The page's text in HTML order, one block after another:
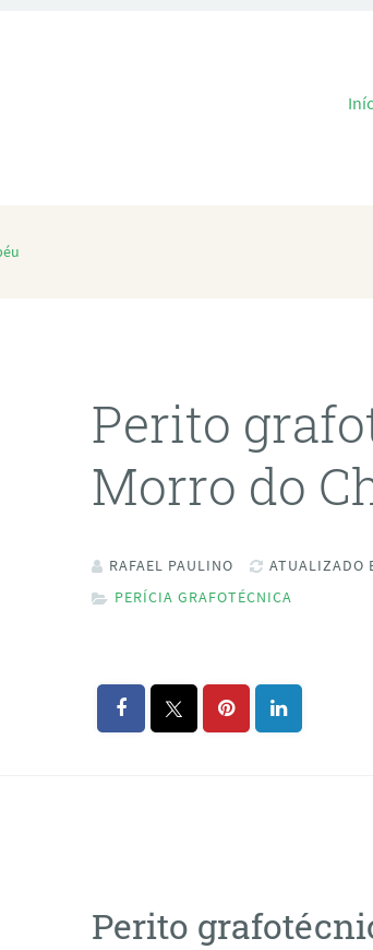
Perito
Morro do
RAFAEL PAULINO
ATUALIZADO
PERÍCIA GRAFOTÉCNICA
Perito